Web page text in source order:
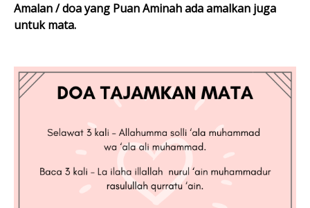
Amalan / doa yang Puan Aminah ada amalkan juga
untuk mata.